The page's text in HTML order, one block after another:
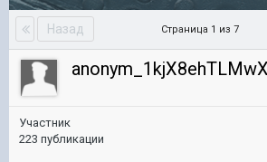
Назад Страница 1 из 7
anonym_1kjX8ehTLMwX
Участник
223 публикации